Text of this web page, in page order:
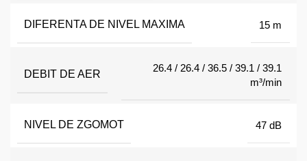
DIFERENTA DE NIVEL MAXIMA 15 m
DEBIT DE AER
26.4 / 26.4 / 36.5 / 39.1 / 39.1
m³/min
NIVEL DE ZGOMOT 47 dB